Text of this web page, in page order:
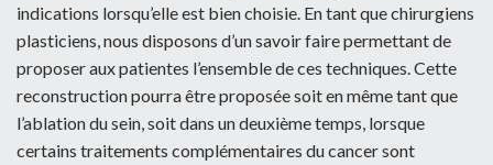
indications lorsqu’elle est bien choisie. En tant que chirurgiens
plasticiens, nous disposons d’un savoir faire permettant de
proposer aux patientes l’ensemble de ces techniques. Cette
reconstruction pourra être proposée soit en même tant que
l’ablation du sein, soit dans un deuxième temps, lorsque
certains traitements complémentaires du cancer sont